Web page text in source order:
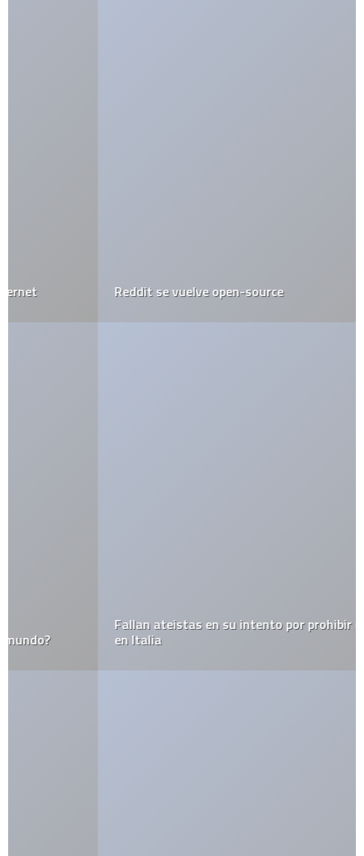
Reddit se vuelve open-source
Fallan ateistas en su intento por prohibir el bautismo
en Italia